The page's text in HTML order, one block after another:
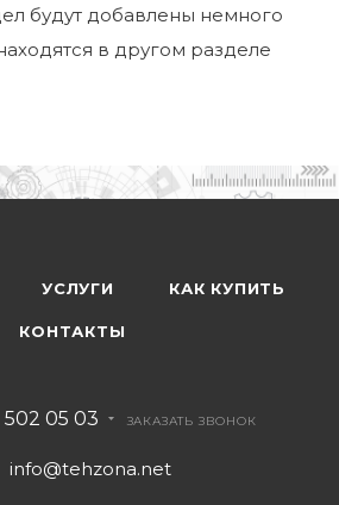
будут добавлены немного
в другом разделе
УСЛУГИ КАК КУПИТЬ
КОНТАКТЫ
502 05 03 ЗАКАЗАТЬ ЗВОНОК
info@tehzona.net